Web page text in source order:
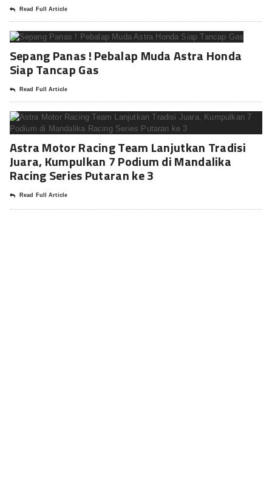
Read Full Article
Sepang Panas ! Pebalap Muda Astra Honda
Siap Tancap Gas
Read Full Article
Astra Motor Racing Team Lanjutkan Tradisi
Juara, Kumpulkan 7 Podium di Mandalika
Racing Series Putaran ke 3
Read Full Article